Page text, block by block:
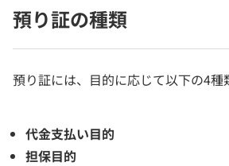
預り証の種類
預り証には、目的に応じて以下の4種
代金支払い目的
担保目的